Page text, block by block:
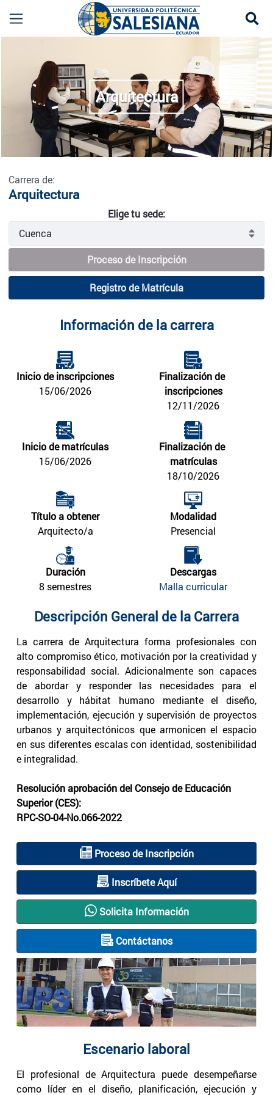
Arquitectura
Carrera de:
Arquitectura
Elige tu sede:
Proceso de Inscripción
Registro de Matrícula
Información de la carrera
Inicio de inscripciones
15/06/2026
Finalización de
inscripciones
12/11/2026
Inicio de matrículas
15/06/2026
Finalización de
matrículas
18/10/2026
Título a obtener
Arquitecto/a
Modalidad
Presencial
Duración
8 semestres
Descargas
Malla curricular
Descripción General de la Carrera
La carrera de Arquitectura forma profesionales con
alto compromiso ético, motivación por la creatividad y
responsabilidad social. Adicionalmente son capaces
de abordar y responder las necesidades para el
desarrollo y hábitat humano mediante el diseño,
implementación, ejecución y supervisión de proyectos
urbanos y arquitectónicos que armonicen el espacio
en sus diferentes escalas con identidad, sostenibilidad
e integralidad.
Resolución aprobación del Consejo de Educación
Superior (CES):
RPC-SO-04-No.066-2022
Proceso de Inscripción
Inscríbete Aquí
Solicita Información
Contáctanos
Escenario laboral
El profesional de Arquitectura puede desempeñarse
como líder en el diseño, planificación, ejecución y